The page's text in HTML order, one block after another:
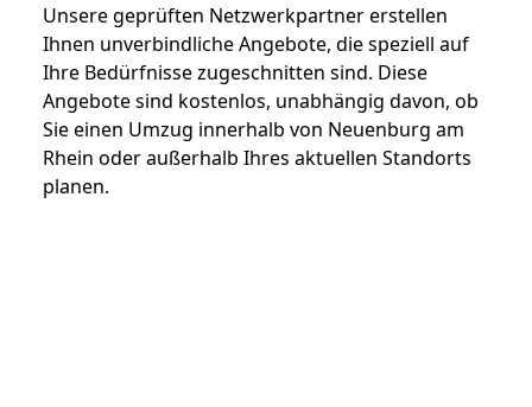
Unsere geprüften Netzwerkpartner erstellen
Ihnen unverbindliche Angebote, die speziell auf
Ihre Bedürfnisse zugeschnitten sind. Diese
Angebote sind kostenlos, unabhängig davon, ob
Sie einen Umzug innerhalb von Neuenburg am
Rhein oder außerhalb Ihres aktuellen Standorts
planen.